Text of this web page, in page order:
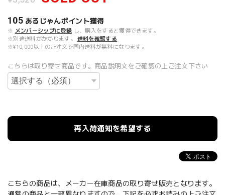
105 あるじゃんポイント獲得
※ メンバーシップに登録 し、購入をすると獲得できます。
※別途送料がかかります。
送料を確認する
※¥10,000以上のご注文で国内送料が無料になります。
こちらは取り寄せ商品です。商品説明文をご確認の上ご注文下さい
再入荷通知を希望する
こちらの商品は、メーカー在庫商品の取り寄せ販売となります。